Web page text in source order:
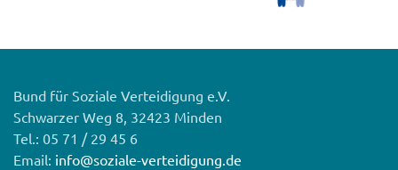
Bund für Soziale Verteidigung e.V.
Schwarzer Weg 8, 32423 Minden
Tel.: 05 71 / 29 45 6
Email: info@soziale-verteidigung.de